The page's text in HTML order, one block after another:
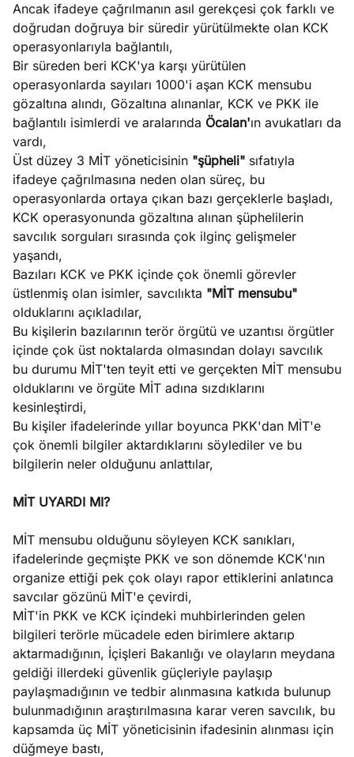
Ancak ifadeye çağrılmanın asıl gerekçesi çok farklı ve
doğrudan doğruya bir süredir yürütülmekte olan KCK
operasyonlarıyla bağlantılı,
Bir süreden beri KCK'ya karşı yürütülen
operasyonlarda sayıları 1000'i aşan KCK mensubu
gözaltına alındı, Gözaltına alınanlar, KCK ve PKK ile
bağlantılı isimlerdi ve aralarında Öcalan'ın avukatları da
vardı,
Üst düzey 3 MİT yöneticisinin "şüpheli" sıfatıyla
ifadeye çağrılmasına neden olan süreç, bu
operasyonlarda ortaya çıkan bazı gerçeklerle başladı,
KCK operasyonunda gözaltına alınan şüphelilerin
savcılık sorguları sırasında çok ilginç gelişmeler
yaşandı,
Bazıları KCK ve PKK içinde çok önemli görevler
üstlenmiş olan isimler, savcılıkta "MİT mensubu"
olduklarını açıkladılar,
Bu kişilerin bazılarının terör örgütü ve uzantısı örgütler
içinde çok üst noktalarda olmasından dolayı savcılık
bu durumu MİT'ten teyit etti ve gerçekten MİT mensubu
olduklarını ve örgüte MİT adına sızdıklarını
kesinleştirdi,
Bu kişiler ifadelerinde yıllar boyunca PKK'dan MİT'e
çok önemli bilgiler aktardıklarını söylediler ve bu
bilgilerin neler olduğunu anlattılar,
MİT UYARDI MI?
MİT mensubu olduğunu söyleyen KCK sanıkları,
ifadelerinde geçmişte PKK ve son dönemde KCK'nın
organize ettiği pek çok olayı rapor ettiklerini anlatınca
savcılar gözünü MİT'e çevirdi,
MİT'in PKK ve KCK içindeki muhbirlerinden gelen
bilgileri terörle mücadele eden birimlere aktarıp
aktarmadığının, İçişleri Bakanlığı ve olayların meydana
geldiği illerdeki güvenlik güçleriyle paylaşıp
paylaşmadığının ve tedbir alınmasına katkıda bulunup
bulunmadığının araştırılmasına karar veren savcılık, bu
kapsamda üç MİT yöneticisinin ifadesinin alınması için
düğmeye bastı,